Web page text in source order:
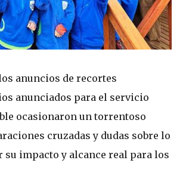
anuncios de recortes
anunciados para el servicio
ocasionaron un torrentoso
cruzadas y dudas sobre lo
su impacto y alcance real para los